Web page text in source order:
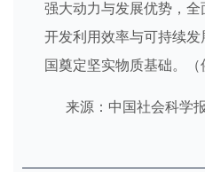
强大动力与发展优势，
开发利用效率与可持续
国奠定坚实物质基础。（
来源：中国社会科学